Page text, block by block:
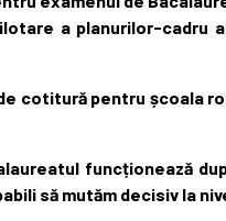
a planurilor-cadru
cotitură pentru școala
funcționează
să mutăm decisiv la